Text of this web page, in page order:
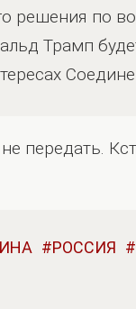
решения по
Трамп
передать.
РОССИЯ